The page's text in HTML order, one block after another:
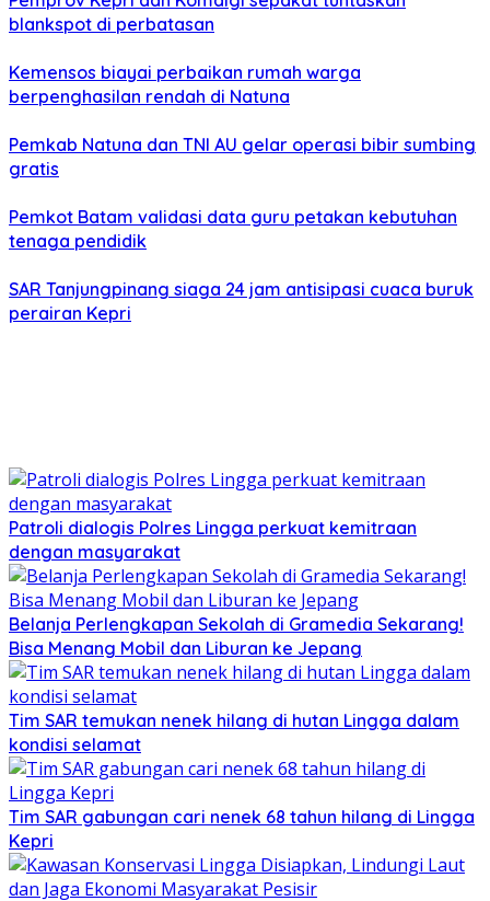
blankspot di perbatasan
Kemensos biayai perbaikan rumah warga
berpenghasilan rendah di Natuna
Pemkab Natuna dan TNI AU gelar operasi bibir sumbing
gratis
Pemkot Batam validasi data guru petakan kebutuhan
tenaga pendidik
SAR Tanjungpinang siaga 24 jam antisipasi cuaca buruk
perairan Kepri
Patroli dialogis Polres Lingga perkuat kemitraan
dengan masyarakat
Belanja Perlengkapan Sekolah di Gramedia Sekarang!
Bisa Menang Mobil dan Liburan ke Jepang
Tim SAR temukan nenek hilang di hutan Lingga dalam
kondisi selamat
Tim SAR gabungan cari nenek 68 tahun hilang di Lingga
Kepri